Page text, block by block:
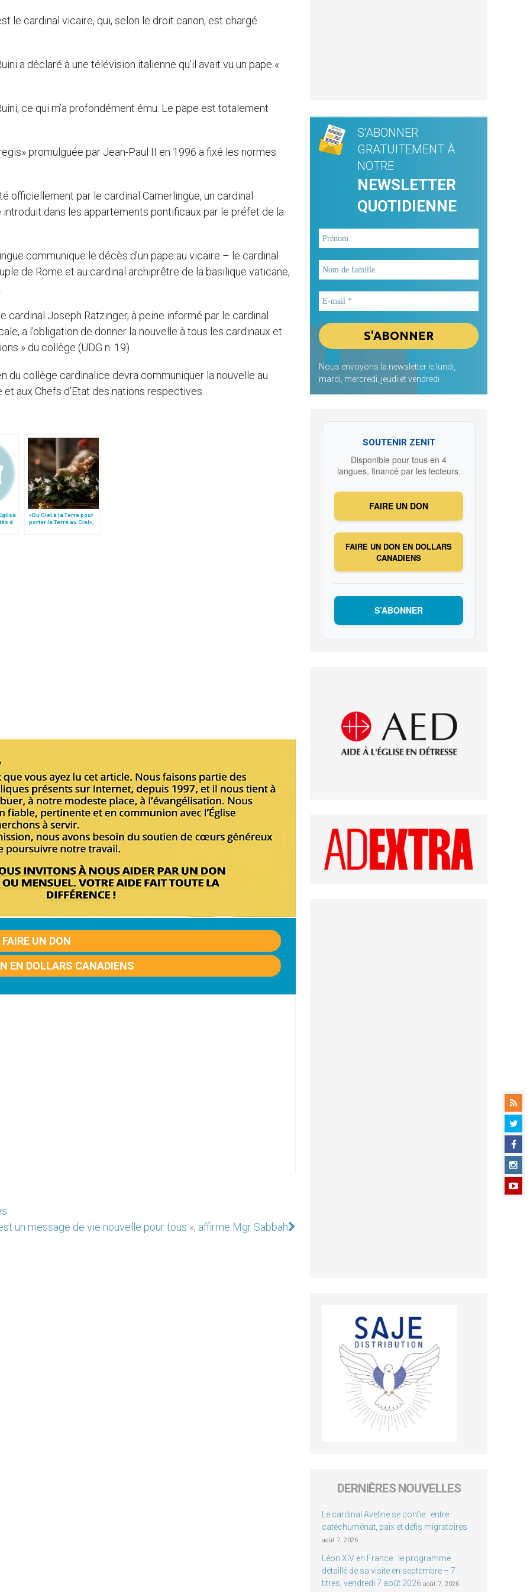
le cardinal vicaire, qui, selon le droit canon, est chargé
a déclaré à une télévision italienne qu’il avait vu un pape «
ce qui m’a profondément ému. Le pape est totalement
promulguée par Jean-Paul II en 1996 a fixé les normes
officiellement par le cardinal Camerlingue, un cardinal
dans les appartements pontificaux par le préfet de la
communique le décès d’un pape au vicaire – le cardinal
de Rome et au cardinal archiprêtre de la basilique vaticane,
cardinal Joseph Ratzinger, à peine informé par le cardinal
a l’obligation de donner la nouvelle à tous les cardinaux et
» du collège (UDG n. 19).
du collège cardinalice devra communiquer la nouvelle au
aux Chefs d’Etat des nations respectives.
d
«Du Ciel à la Terre pour
porter la Terre au Ciel»,
FAIRE UN DON
EN DOLLARS CANADIENS
un message de vie nouvelle pour tous », affirme Mgr Sabbah
S'ABONNER
GRATUITEMENT À
NOTRE
NEWSLETTER
QUOTIDIENNE
Nous envoyons la newsletter le lundi,
mardi, mercredi, jeudi et vendredi
SOUTENIR ZENIT
Disponible pour tous en 4
langues, financé par les lecteurs.
FAIRE UN DON
FAIRE UN DON EN DOLLARS
CANADIENS
S’ABONNER
DERNIÈRES NOUVELLES
Le cardinal Aveline se confie : entre
catéchuménat, paix et défis migratoires
août 7, 2026
Léon XIV en France : le programme
détaillé de sa visite en septembre – 7
titres, vendredi 7 août 2026 août 7, 2026